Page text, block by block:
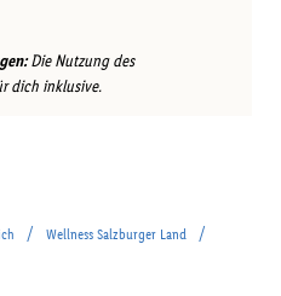
Die Nutzung des
dich inklusive.
/ Wellness Salzburger Land /